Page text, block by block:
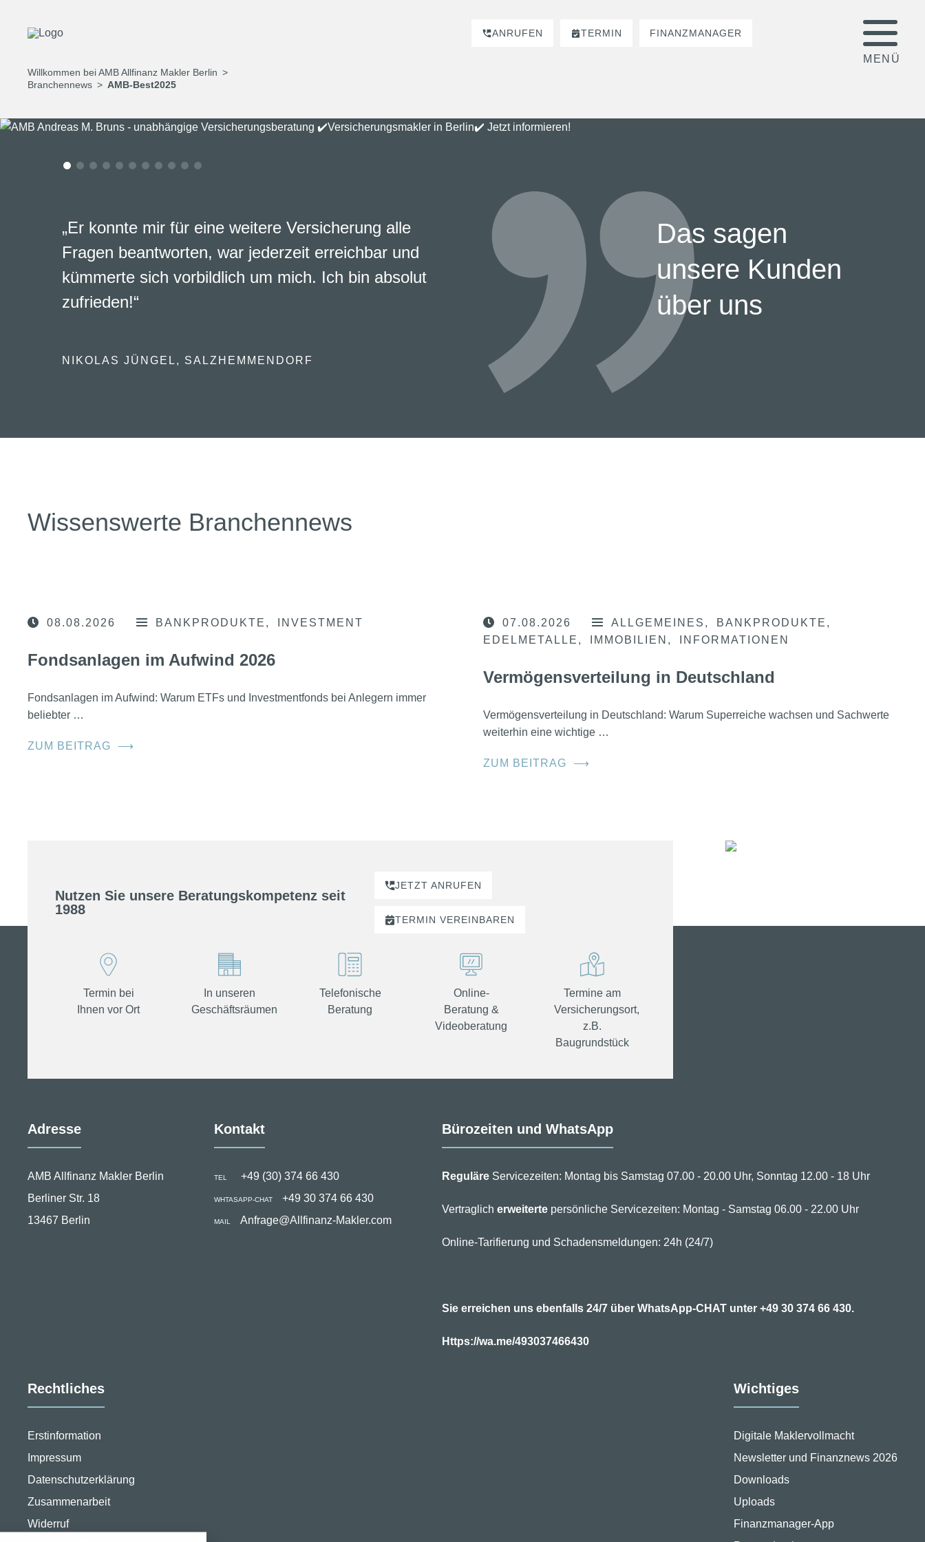
ANRUFEN TERMIN FINANZMANAGER
Willkommen bei AMB Allfinanz Makler Berlin
Branchennews
AMB-Best2025
Das sagen
unsere Kunden
über uns
„Er konnte mir für eine weitere Versicherung alle
Fragen beantworten, war jederzeit erreichbar und
kümmerte sich vorbildlich um mich. Ich bin absolut
zufrieden!“
NIKOLAS JÜNGEL, SALZHEMMENDORF
Wissenswerte Branchennews
08.08.2026 BANKPRODUKTE INVESTMENT
Fondsanlagen im Aufwind 2026
Fondsanlagen im Aufwind: Warum ETFs und Investmentfonds bei Anlegern immer
beliebter …
ZUM BEITRAG ⟶
07.08.2026 ALLGEMEINES
BANKPRODUKTE
EDELMETALLE
IMMOBILIEN INFORMATIONEN
Vermögensverteilung in Deutschland
Vermögensverteilung in Deutschland: Warum Superreiche wachsen und Sachwerte
weiterhin eine wichtige …
ZUM BEITRAG ⟶
Nutzen Sie unsere Beratungskompetenz seit
1988
JETZT ANRUFEN
TERMIN VEREINBAREN
Termin bei
Ihnen vor Ort
In unseren
Geschäftsräumen
Telefonische
Beratung
Online-
Beratung &
Videoberatung
Termine am
Versicherungsort,
z.B.
Baugrundstück
Adresse
AMB Allfinanz Makler Berlin
Berliner Str. 18
13467 Berlin
Kontakt
TEL +49 (30) 374 66 430
WHTASAPP-CHAT +49 30 374 66 430
MAIL Anfrage@Allfinanz-Makler.com
Bürozeiten und WhatsApp
ReguläreServicezeiten: Montag bis Samstag 07.00 - 20.00 Uhr, Sonntag 12.00 - 18 Uhr
Vertraglich erweitertepersönliche Servicezeiten: Montag - Samstag 06.00 - 22.00 Uhr
Online-Tarifierung und Schadensmeldungen: 24h (24/7)
Sie erreichen uns ebenfalls 24/7 über WhatsApp-CHAT unter +49 30 374 66 430.
Https://wa.me/493037466430
Rechtliches
Erstinformation
Impressum
Datenschutzerklärung
Zusammenarbeit
Widerruf
Wichtiges
Digitale Maklervollmacht
Newsletter und Finanznews 2026
Downloads
Uploads
Finanzmanager-App
Cookies und Skripte. Sie haben die